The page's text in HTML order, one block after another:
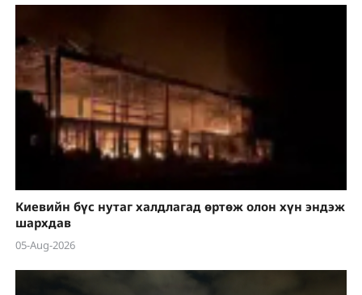
Киевийн бүс нутаг халдлагад өртөж олон хүн эндэж
шархдав
05-Aug-2026